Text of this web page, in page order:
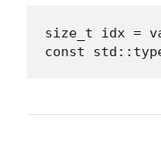
size_t idx =
const